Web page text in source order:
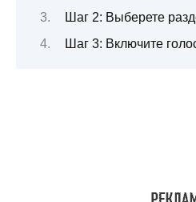
Шаг 2: Выберете
Шаг 3: Включите